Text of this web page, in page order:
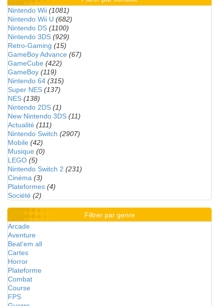
Nintendo Wii (1081)
Nintendo Wii U (682)
Nintendo DS (1100)
Nintendo 3DS (929)
Retro-Gaming (15)
GameBoy Advance (67)
GameCube (422)
GameBoy (119)
Nintendo 64 (315)
Super NES (137)
NES (138)
Nintendo 2DS (1)
New Nintendo 3DS (11)
Actualité (111)
Nintendo Switch (2907)
Mobile (42)
Musique (0)
LEGO (5)
Nintendo Switch 2 (231)
Cinéma (3)
Plateformes (4)
Société (2)
Filtrer par genre
Arcade
Aventure
Beat'em all
Cartes
Horror
Plateforme
Combat
Course
FPS